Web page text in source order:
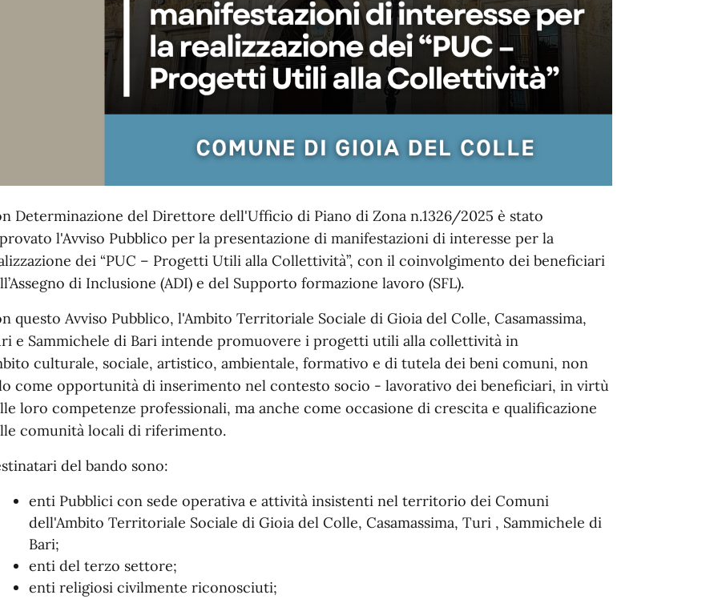
Determinazione del Direttore dell'Ufficio di Piano di Zona n.1326/2025 è stato
l'Avviso Pubblico per la presentazione di manifestazioni di interesse per la
dei “PUC – Progetti Utili alla Collettività”, con il coinvolgimento dei beneficiari
di Inclusione (ADI) e del Supporto formazione lavoro (SFL).
questo Avviso Pubblico, l'Ambito Territoriale Sociale di Gioia del Colle, Casamassima,
e Sammichele di Bari intende promuovere i progetti utili alla collettività in
culturale, sociale, artistico, ambientale, formativo e di tutela dei beni comuni, non
come opportunità di inserimento nel contesto socio - lavorativo dei beneficiari, in virtù
loro competenze professionali, ma anche come occasione di crescita e qualificazione
comunità locali di riferimento.
del bando sono:
enti Pubblici con sede operativa e attività insistenti nel territorio dei Comuni
dell'Ambito Territoriale Sociale di Gioia del Colle, Casamassima, Turi , Sammichele di
Bari;
enti del terzo settore;
enti religiosi civilmente riconosciuti;